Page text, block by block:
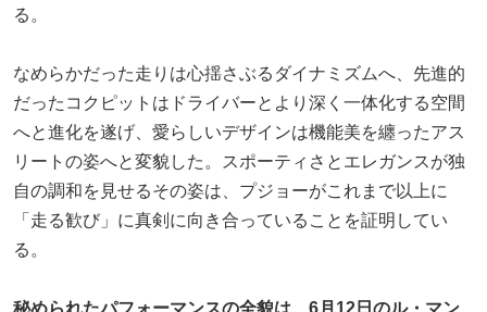
る。
なめらかだった走りは心揺さぶるダイナミズムへ、先進的
だったコクピットはドライバーとより深く一体化する空間
へと進化を遂げ、愛らしいデザインは機能美を纏ったアス
リートの姿へと変貌した。スポーティさとエレガンスが独
自の調和を見せるその姿は、プジョーがこれまで以上に
「走る歓び」に真剣に向き合っていることを証明してい
る。
秘められたパフォーマンスの全貌は、6月12日のル・マン